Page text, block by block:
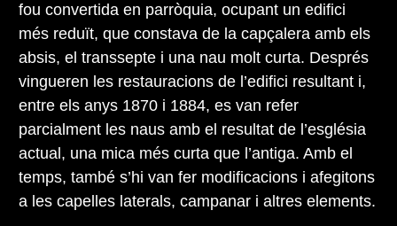
fou convertida en parròquia, ocupant un edifici
més reduït, que constava de la capçalera amb els
absis, el transsepte i una nau molt curta. Després
vingueren les restauracions de l’edifici resultant i,
entre els anys 1870 i 1884, es van refer
parcialment les naus amb el resultat de l’església
actual, una mica més curta que l’antiga. Amb el
temps, també s’hi van fer modificacions i afegitons
a les capelles laterals, campanar i altres elements.